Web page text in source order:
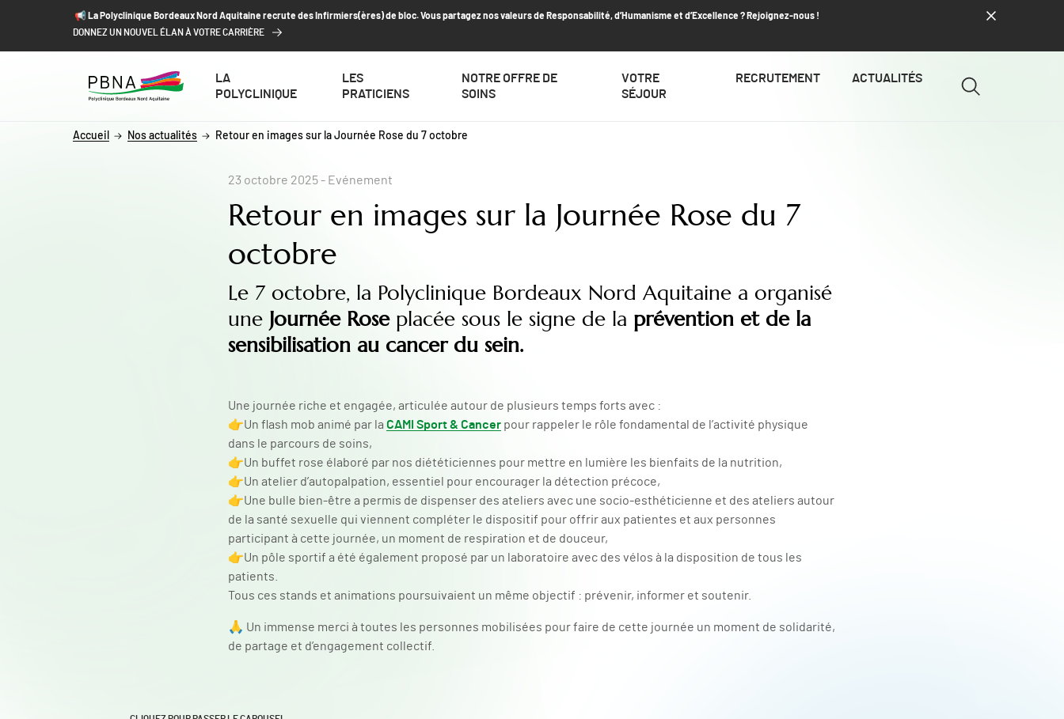
ALLER AU CONTENU
ALLER À LA RECHERCHE
📢​ La Polyclinique Bordeaux Nord Aquitaine recrute des Infirmiers(ères) de bloc. Vous partagez nos valeurs de Responsabilité, d’Humanisme et d’Excellence ? Rejoignez-nous !
DONNEZ UN NOUVEL ÉLAN À VOTRE CARRIÈRE
LA
POLYCLINIQUE
LES
PRATICIENS
NOTRE OFFRE DE
SOINS
VOTRE
SÉJOUR
RECRUTEMENT ACTUALITÉS
Accueil Nos actualités Retour en images sur la Journée Rose du 7 octobre
23 octobre 2025- Evénement
Retour en images sur la Journée Rose du 7
octobre
Le 7 octobre, la Polyclinique Bordeaux Nord Aquitaine a organisé
une Journée Roseplacée sous le signe de la prévention et de la
sensibilisation au cancer du sein.
Une journée riche et engagée, articulée autour de plusieurs temps forts avec :
👉​Un flash mob animé par la CAMI Sport & Cancer pour rappeler le rôle fondamental de l’activité physique
dans le parcours de soins,
👉​Un buffet rose élaboré par nos diététiciennes pour mettre en lumière les bienfaits de la nutrition,
👉​Un atelier d’autopalpation, essentiel pour encourager la détection précoce,
👉​Une bulle bien-être a permis de dispenser des ateliers avec une socio-esthéticienne et des ateliers autour
de la santé sexuelle qui viennent compléter le dispositif pour offrir aux patientes et aux personnes
participant à cette journée, un moment de respiration et de douceur,
👉​Un pôle sportif a été également proposé par un laboratoire avec des vélos à la disposition de tous les
patients.
Tous ces stands et animations poursuivaient un même objectif : prévenir, informer et soutenir.
🙏 Un immense merci à toutes les personnes mobilisées pour faire de cette journée un moment de solidarité,
de partage et d’engagement collectif.